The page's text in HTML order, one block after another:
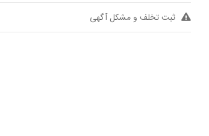
ثبت تخلف و مشکل آگهی